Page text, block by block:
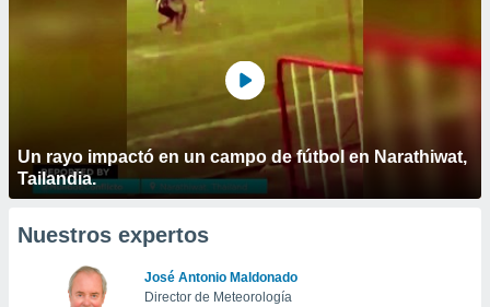
Un rayo impactó en un campo de fútbol en Narathiwat,
Tailandia.
Nuestros expertos
José Antonio Maldonado
Director de Meteorología